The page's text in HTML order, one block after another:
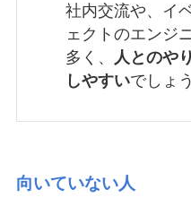
社内交流や、イ
ェクトのエンジ
多く、
人とのや
しやすいでしょう
向いていない人